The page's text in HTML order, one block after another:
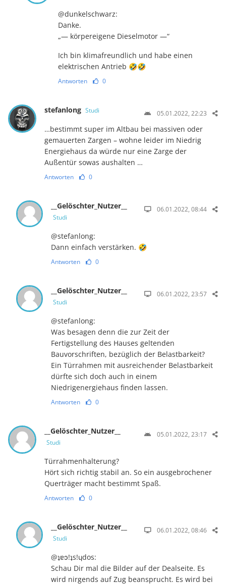
@dunkelschwarz:
Danke.
„— körpereigene Dieselmotor —“
Ich bin klimafreundlich und habe einen
elektrischen Antrieb 🤣🤣
Antworten 0
stefanlong Studi 05.01.2022, 22:23
…bestimmt super im Altbau bei massiven oder
gemauerten Zargen – wohne leider im Niedrig
Energiehaus da würde nur eine Zarge der
Außentür sowas aushalten …
Antworten 0
__Gelöschter_Nutzer__
Studi
06.01.2022, 08:44
@stefanlong:
Dann einfach verstärken. 🤣
Antworten 0
__Gelöschter_Nutzer__
Studi
06.01.2022, 23:57
@stefanlong:
Was besagen denn die zur Zeit der
Fertigstellung des Hauses geltenden
Bauvorschriften, bezüglich der Belastbarkeit?
Ein Türrahmen mit ausreichender Belastbarkeit
dürfte sich doch auch in einem
Niedrigenergiehaus finden lassen.
Antworten 0
__Gelöschter_Nutzer__
Studi
05.01.2022, 23:17
Türrahmenhalterung?
Hört sich richtig stabil an. So ein ausgebrochener
Querträger macht bestimmt Spaß.
Antworten 0
__Gelöschter_Nutzer__
Studi
06.01.2022, 08:46
@ʇɐɔ!ʇs!ɥdos:
Schau Dir mal die Bilder auf der Dealseite. Es
wird nirgends auf Zug beansprucht. Es wird bei